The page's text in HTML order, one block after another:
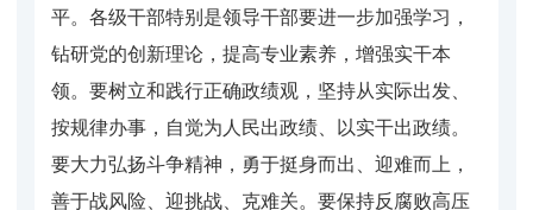
平。各级干部特别是领导干部要进一步加强学习，
钻研党的创新理论，提高专业素养，增强实干本
领。要树立和践行正确政绩观，坚持从实际出发、
按规律办事，自觉为人民出政绩、以实干出政绩。
要大力弘扬斗争精神，勇于挺身而出、迎难而上，
善于战风险、迎挑战、克难关。要保持反腐败高压